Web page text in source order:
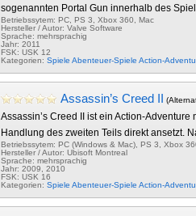
sogenannten Portal Gun innerhalb des
Betriebssytem: PC, PS 3, Xbox 360, Mac
Hersteller / Autor: Valve Software
Sprache: mehrsprachig
Jahr: 2011
FSK: USK 12
Kategorien: Spiele Abenteuer-Spiele Action-
Assassin’s Creed II
Assassin’s Creed II ist ein Action-
Handlung des zweiten Teils direkt ansetzt.
Betriebssytem: PC (Windows & Mac), PS 3, Xbox
Hersteller / Autor: Ubisoft Montreal
Sprache: mehrsprachig
Jahr: 2009, 2010
FSK: USK 16
Kategorien: Spiele Abenteuer-Spiele Action-